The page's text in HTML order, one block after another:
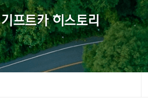
기프트카 히스토리